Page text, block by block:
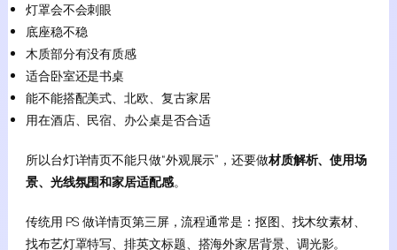
灯罩会不会刺眼
底座稳不稳
木质部分有没有质感
适合卧室还是书桌
能不能搭配美式、北欧、复古家居
用在酒店、民宿、办公桌是否合适
所以台灯详情页不能只做“外观展示”，还要做材质解析、使用场
景、光线氛围和家居适配感。
传统用 PS 做详情页第三屏，流程通常是：抠图、找木纹素材、
找布艺灯罩特写、排英文标题、搭海外家居背景、调光影。